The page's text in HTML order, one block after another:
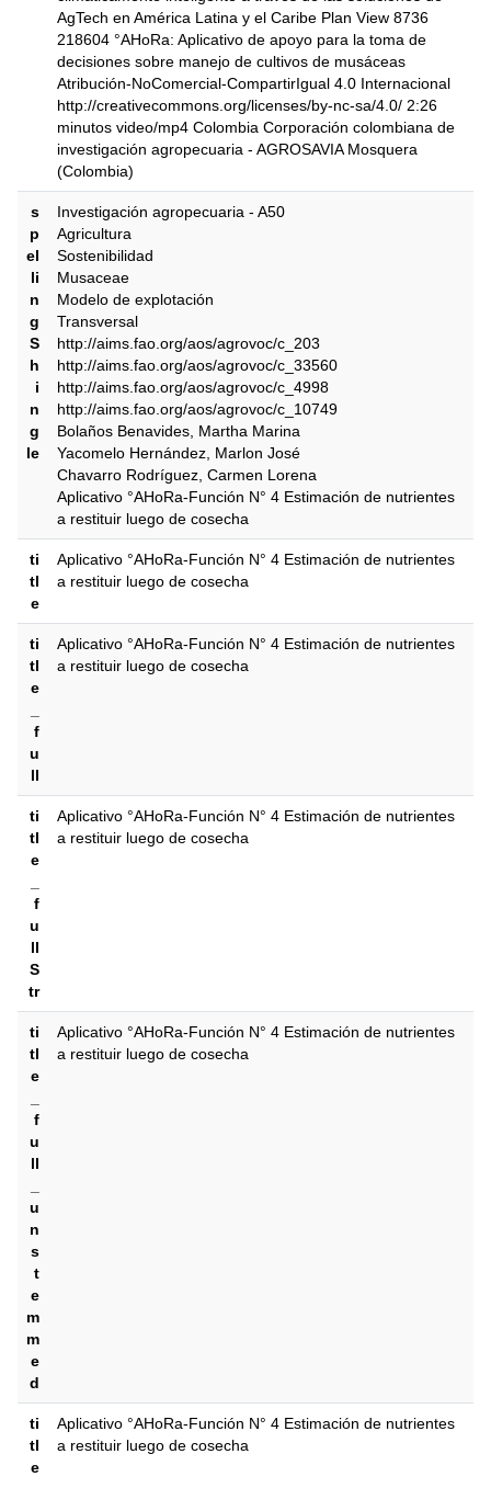
AgTech en América Latina y el Caribe Plan View 8736
218604 °AHoRa: Aplicativo de apoyo para la toma de
decisiones sobre manejo de cultivos de musáceas
Atribución-NoComercial-CompartirIgual 4.0 Internacional
http://creativecommons.org/licenses/by-nc-sa/4.0/ 2:26
minutos video/mp4 Colombia Corporación colombiana de
investigación agropecuaria - AGROSAVIA Mosquera
(Colombia)
s
p
el
li
n
g
S
h
i
n
g
le
Investigación agropecuaria - A50
Agricultura
Sostenibilidad
Musaceae
Modelo de explotación
Transversal
http://aims.fao.org/aos/agrovoc/c_203
http://aims.fao.org/aos/agrovoc/c_33560
http://aims.fao.org/aos/agrovoc/c_4998
http://aims.fao.org/aos/agrovoc/c_10749
Bolaños Benavides, Martha Marina
Yacomelo Hernández, Marlon José
Chavarro Rodríguez, Carmen Lorena
Aplicativo °AHoRa-Función N° 4 Estimación de nutrientes
a restituir luego de cosecha
ti
tl
e
Aplicativo °AHoRa-Función N° 4 Estimación de nutrientes
a restituir luego de cosecha
ti
tl
e
f
u
ll
Aplicativo °AHoRa-Función N° 4 Estimación de nutrientes
a restituir luego de cosecha
ti
tl
e
f
u
ll
S
tr
Aplicativo °AHoRa-Función N° 4 Estimación de nutrientes
a restituir luego de cosecha
ti
tl
e
f
u
ll
u
n
s
t
e
m
m
e
d
Aplicativo °AHoRa-Función N° 4 Estimación de nutrientes
a restituir luego de cosecha
ti
tl
e
Aplicativo °AHoRa-Función N° 4 Estimación de nutrientes
a restituir luego de cosecha